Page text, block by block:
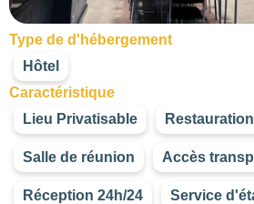
Type de d'hébergement
Hôtel
Caractéristique
Lieu Privatisable
Restauration
Salle de réunion Accès
Réception 24h/24 Service